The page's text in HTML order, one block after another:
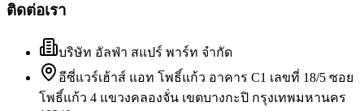
ติดต่อเรา
บริษัท อัลฟ่า สแปร์ พาร์ท จำกัด
อีซี่แวร์เฮ้าส์ แอท โพธิ์แก้ว อาคาร C1 เลขที่ 18/5 ซอย
โพธิ์แก้ว 4 แขวงคลองจั่น เขตบางกะปิ กรุงเทพมหานคร